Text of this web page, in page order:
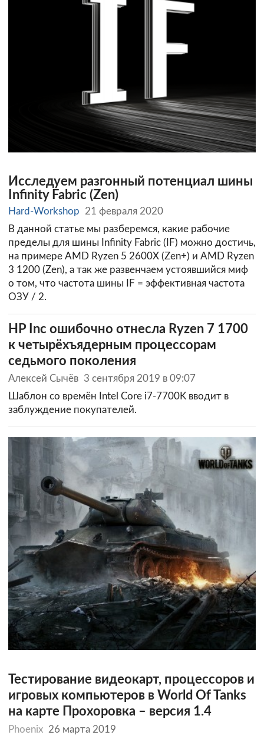
Исследуем разгонный потенциал шины
Infinity Fabric (Zen)
Hard-Workshop
21 февраля 2020
В данной статье мы разберемся, какие рабочие
пределы для шины Infinity Fabric (IF) можно достичь,
на примере AMD Ryzen 5 2600X (Zen+) и AMD Ryzen
3 1200 (Zen), а так же развенчаем устоявшийся миф
о том, что частота шины IF = эффективная частота
ОЗУ / 2.
HP Inc ошибочно отнесла Ryzen 7 1700
к четырёхъядерным процессорам
седьмого поколения
Алексей Сычёв 3 сентября 2019 в 09:07
Шаблон со времён Intel Core i7-7700K вводит в
заблуждение покупателей.
Тестирование видеокарт, процессоров и
игровых компьютеров в World Of Tanks
на карте Прохоровка – версия 1.4
Phoenix 26 марта 2019